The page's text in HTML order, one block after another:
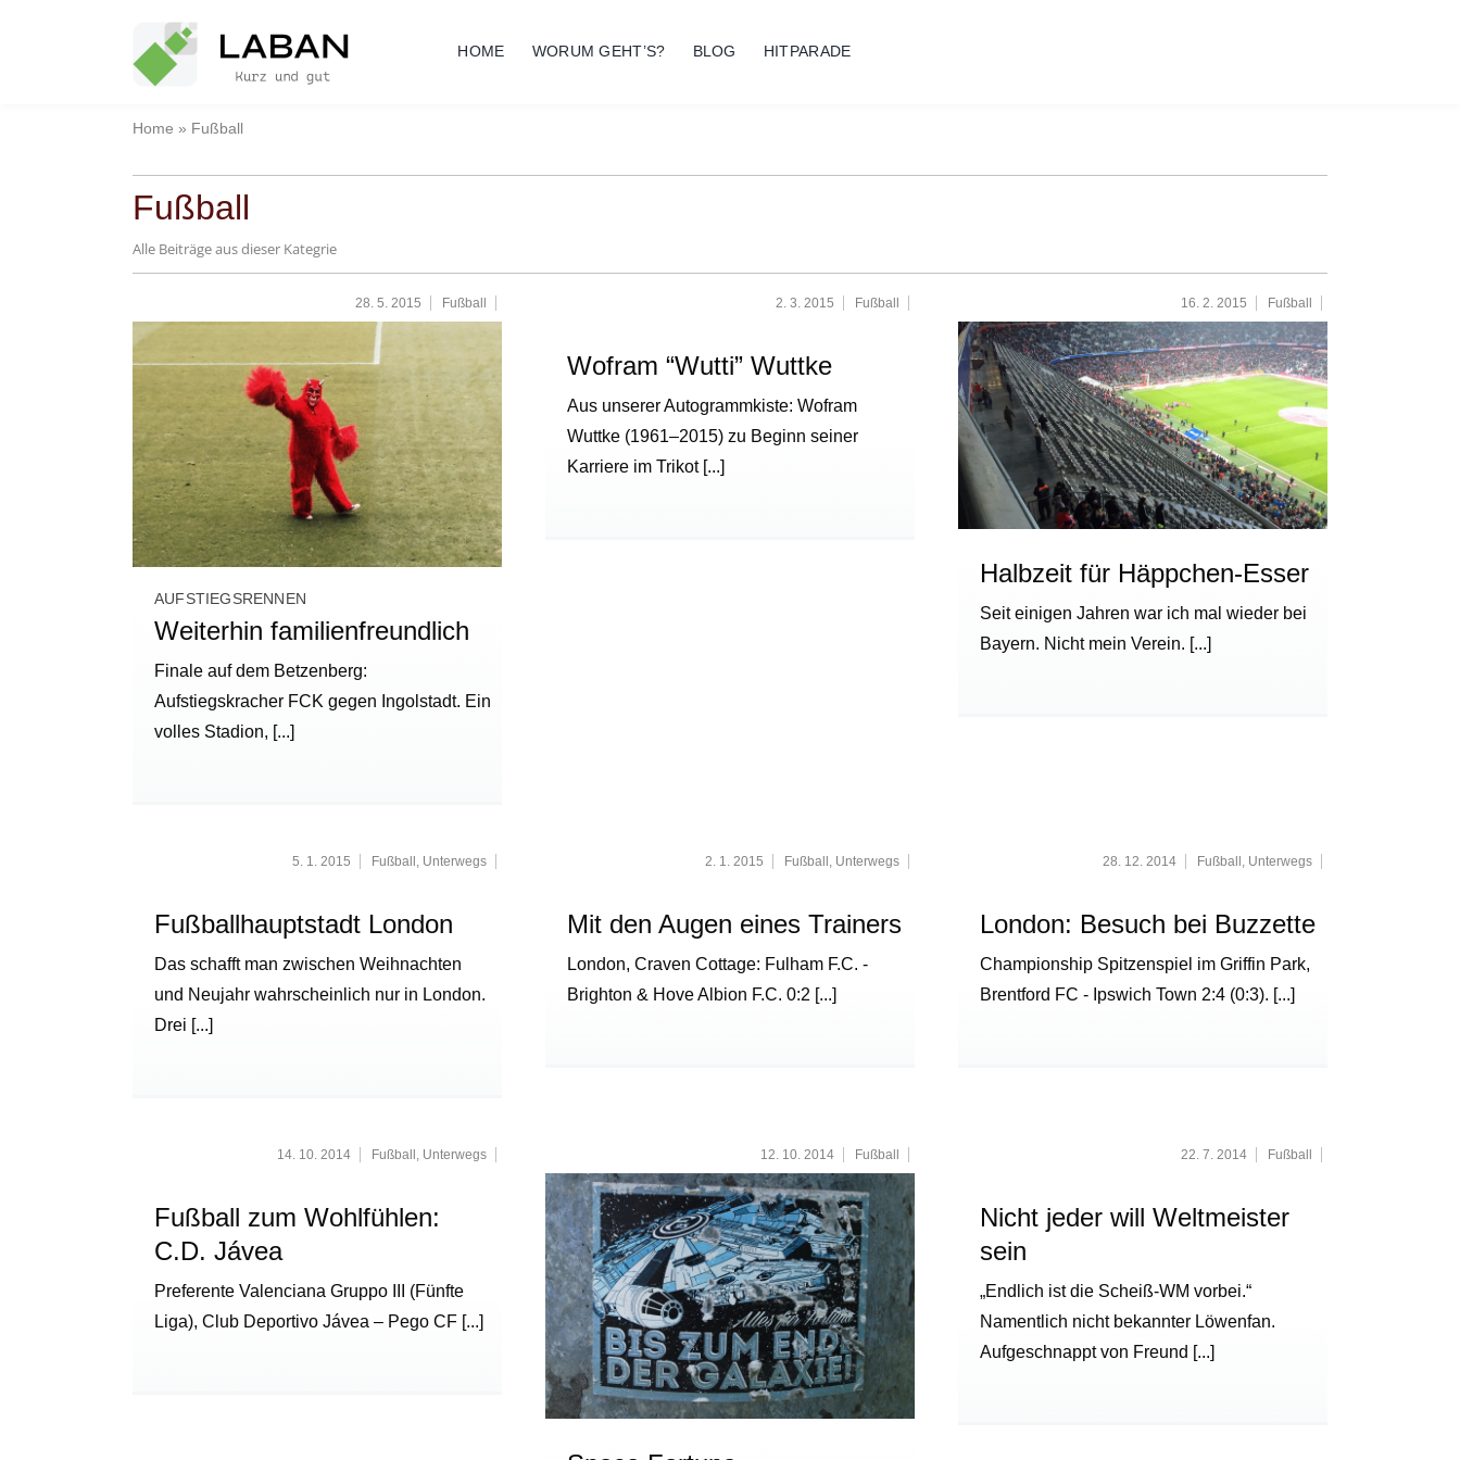
HOME WORUM GEHT’S? BLOG HITPARADE
Home » Fußball
Fußball
Alle Beiträge aus dieser Kategrie
28. 5. 2015 Fußball
AUFSTIEGSRENNEN
Weiterhin familienfreundlich
Finale auf dem Betzenberg:
Aufstiegskracher FCK gegen Ingolstadt. Ein
volles Stadion, [...]
2. 3. 2015 Fußball
Wofram “Wutti” Wuttke
Aus unserer Autogrammkiste: Wofram
Wuttke (1961–2015) zu Beginn seiner
Karriere im Trikot[...]
16. 2. 2015 Fußball
Halbzeit für Häppchen-Esser
Seit einigen Jahren war ich mal wieder bei
Bayern. Nicht mein Verein. [...]
5. 1. 2015 Fußball , Unterwegs
Fußballhauptstadt London
Das schafft man zwischen Weihnachten
und Neujahr wahrscheinlich nur in London.
Drei [...]
2. 1. 2015 Fußball , Unterwegs
Mit den Augen eines Trainers
London, Craven Cottage: Fulham F.C. -
Brighton & Hove Albion F.C. 0:2 [...]
28. 12. 2014 Fußball , Unterwegs
London: Besuch bei Buzzette
Championship Spitzenspiel im Griffin Park,
Brentford FC - Ipswich Town 2:4 (0:3). [...]
14. 10. 2014 Fußball , Unterwegs
Fußball zum Wohlfühlen:
C.D. Jávea
Preferente Valenciana Gruppo III (Fünfte
Liga), Club Deportivo Jávea – Pego CF[...]
12. 10. 2014 Fußball 22. 7. 2014 Fußball
Nicht jeder will Weltmeister
sein
„Endlich ist die Scheiß-WM vorbei.“
Namentlich nicht bekannter Löwenfan.
Aufgeschnappt von Freund [...]